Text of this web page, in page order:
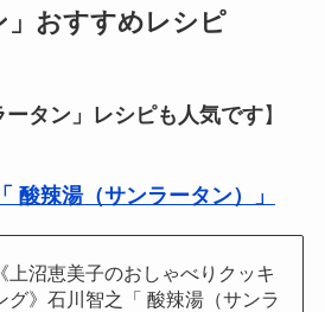
」おすすめレシピ
ータン」レシピも人気です】
酸辣湯（サンラータン）」
《上沼恵美子のおしゃべりクッキ
グ》石川智之「 酸辣湯（サンラ